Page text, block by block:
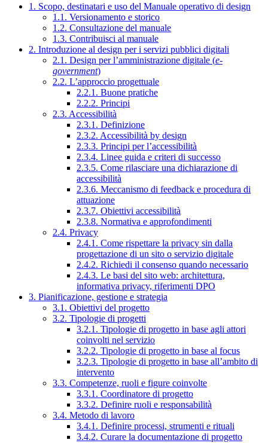
1. Scopo, destinatari e uso del Manuale operativo di design
1.1. Versionamento e storico
1.2. Consultazione del manuale
1.3. Contribuisci al manuale
2. Introduzione al design per i servizi pubblici digitali
2.1. Design per l’amministrazione digitale (e-
government)
2.2. L’approccio progettuale
2.2.1. Buone pratiche
2.2.2. Principi
2.3. Accessibilità
2.3.1. Definizione
2.3.2. Accessibilità by design
2.3.3. Principi per l’accessibilità
2.3.4. Linee guida e criteri di successo
2.3.5. Come rilasciare una dichiarazione di
accessibilità
2.3.6. Meccanismo di feedback e procedura di
attuazione
2.3.7. Obiettivi accessibilità
2.3.8. Normativa e approfondimenti
2.4. Privacy
2.4.1. Come rispettare la privacy sin dalla
progettazione di un sito o servizio digitale
2.4.2. Richiedi il consenso quando necessario
2.4.3. Le basi del sito web: architettura,
informativa privacy, riferimenti DPO
3. Pianificazione, gestione e strategia
3.1. Obiettivi del progetto
3.2. Tipologie di progetti
3.2.1. Tipologie di progetto in base agli attori
coinvolti nel servizio
3.2.2. Tipologie di progetto in base al focus
3.2.3. Tipologie di progetto in base all’ambito di
intervento
3.3. Competenze, ruoli e figure coinvolte
3.3.1. Coordinatore di progetto
3.3.2. Definire ruoli e responsabilità
3.4. Metodo di lavoro
3.4.1. Definire processi, strumenti e rituali
3.4.2. Curare la documentazione di progetto